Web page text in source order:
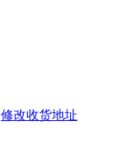
修改收货地址